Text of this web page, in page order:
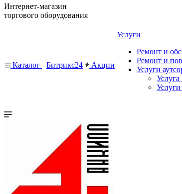
Интернет-магазин
торгового оборудования
Каталог Битрикс24 Акции
Услуги
Ремонт и
Ремонт и
Услуги